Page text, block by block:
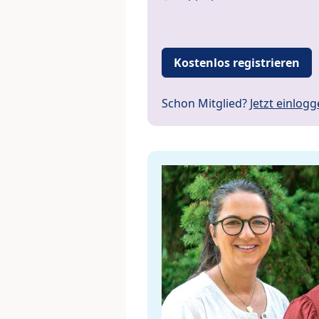
Kostenlos registrieren
Schon Mitglied? Jetzt